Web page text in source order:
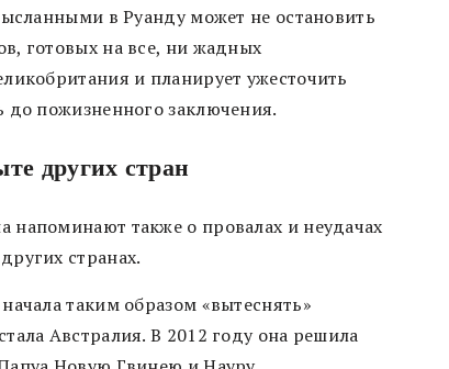
в Руанду может не остановить
готовых на все, ни жадных
и планирует ужесточить
до пожизненного заключения.
других стран
напоминают также о провалах и неудачах
странах.
таким образом «вытеснять»
Австралия. В 2012 году она решила